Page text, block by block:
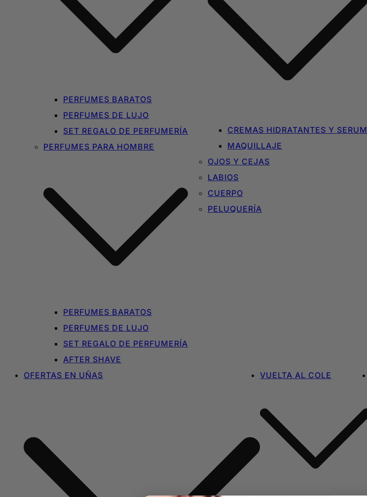
PERFUMES BARATOS
PERFUMES DE LUJO
SET REGALO DE PERFUMERÍA
PERFUMES PARA HOMBRE
PERFUMES BARATOS
PERFUMES DE LUJO
SET REGALO DE PERFUMERÍA
AFTER SHAVE
CREMAS HIDRATANTES Y SERUM
MAQUILLAJE
OJOS Y CEJAS
LABIOS
CUERPO
PELUQUERÍA
OFERTAS EN UÑAS VUELTA AL COLE